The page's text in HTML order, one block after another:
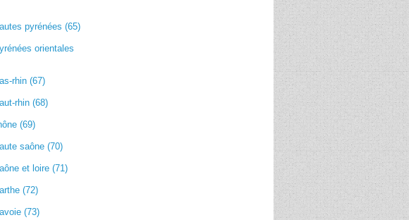
pyrénées (65)
orientales
rhin (67)
rhin (68)
(69)
saône (70)
et loire (71)
(72)
(73)